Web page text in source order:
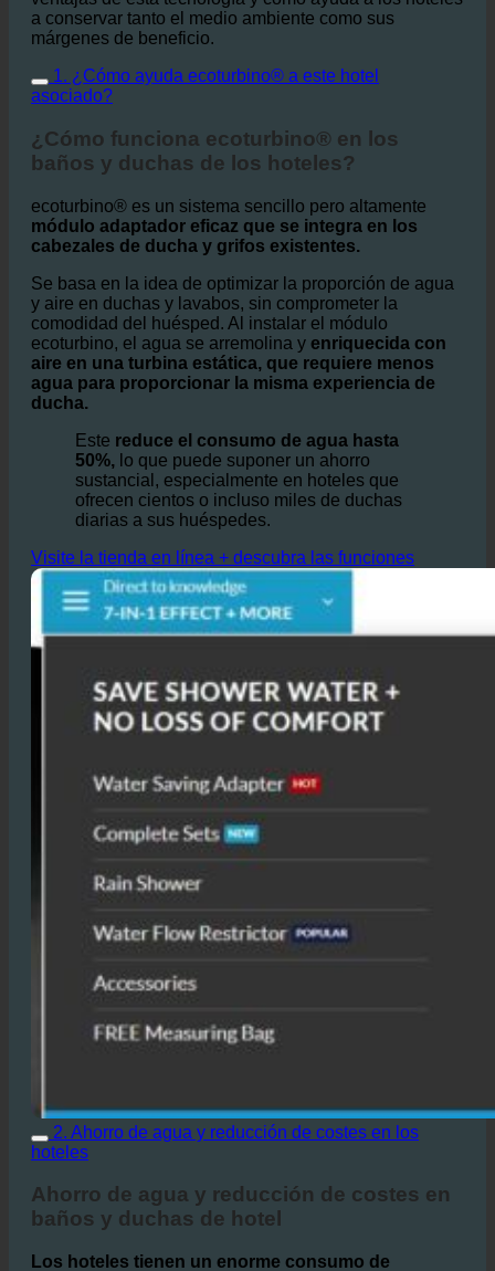
1. ¿Cómo ayuda ecoturbino® a este hotel
asociado?
¿Cómo funciona ecoturbino® en los
baños y duchas de los hoteles?
ecoturbino® es un sistema sencillo pero altamente
módulo adaptador eficaz que se integra en los
Se basa en la idea de optimizar la proporción de agua
y aire en duchas y lavabos, sin comprometer la
ecoturbino, el agua se arremolina yenriquecida con
aire en una turbina estática, que requiere menos
agua para proporcionar la misma experiencia de
ducha.
Este reduce el consumo de agua hasta
50%,
ofrecen cientos o incluso miles de duchas
diarias a sus huéspedes.
Visite la tienda en línea + descubra las funciones
Ahorro de agua y reducción de costes en
baños y duchas de hotel
Los hoteles tienen un enorme consumo de
aguaespecialmente enduchas y baños de las
drásticamente este consumo.